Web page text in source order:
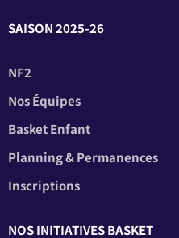
SAISON 2025-26
NF2
Nos Équipes
Basket Enfant
Planning & Permanences
Inscriptions
NOS INITIATIVES BASKET